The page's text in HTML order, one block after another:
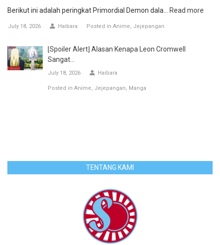
Berikut ini adalah peringkat Primordial Demon dala... Read more
July 18, 2026 Haibara Posted in Anime Jejepangan
[Spoiler Alert] Alasan Kenapa Leon Cromwell
Sangat...
July 18, 2026 Haibara
Posted in Anime Jejepangan Manga
TENTANG KAMI